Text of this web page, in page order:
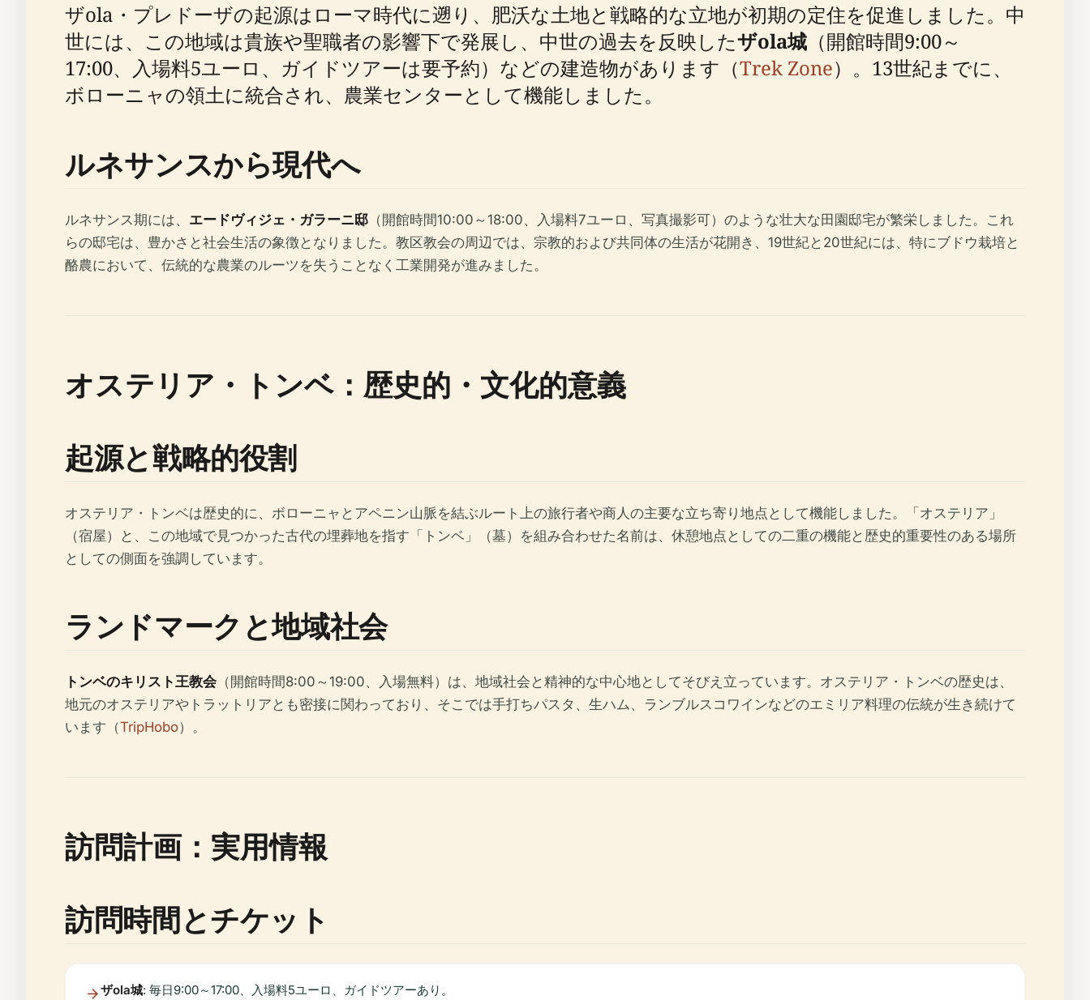
ザola・プレドーザの起源はローマ時代に遡り、肥沃な土地と戦略的な立地が初期の定住を促進しました。中
世には、この地域は貴族や聖職者の影響下で発展し、中世の過去を反映したザola城 （開館時間9:00～
17:00、入場料5ユーロ、ガイドツアーは要予約）などの建造物があります（Trek Zone）。13世紀までに、
ボローニャの領土に統合され、農業センターとして機能しました。
ルネサンスから現代へ
ルネサンス期には、 エードヴィジェ・ガラーニ邸 （開館時間10:00～18:00、入場料7ユーロ、写真撮影可）のような壮大な田園邸宅が繁栄しました。これ
らの邸宅は、豊かさと社会生活の象徴となりました。教区教会の周辺では、宗教的および共同体の生活が花開き、19世紀と20世紀には、特にブドウ栽培と
酪農において、伝統的な農業のルーツを失うことなく工業開発が進みました。
オステリア・トンベ：歴史的・文化的意義
起源と戦略的役割
オステリア・トンベは歴史的に、ボローニャとアペニン山脈を結ぶルート上の旅行者や商人の主要な立ち寄り地点として機能しました。「オステリア」
（宿屋）と、この地域で見つかった古代の埋葬地を指す「トンベ」（墓）を組み合わせた名前は、休憩地点としての二重の機能と歴史的重要性のある場所
としての側面を強調しています。
ランドマークと地域社会
トンベのキリスト王教会 （開館時間8:00～19:00、入場無料）は、地域社会と精神的な中心地としてそびえ立っています。オステリア・トンベの歴史は、
地元のオステリアやトラットリアとも密接に関わっており、そこでは手打ちパスタ、生ハム、ランブルスコワインなどのエミリア料理の伝統が生き続けて
います（TripHobo）。
訪問計画：実用情報
訪問時間とチケット
ザola城: 毎日9:00～17:00、入場料5ユーロ、ガイドツアーあり。